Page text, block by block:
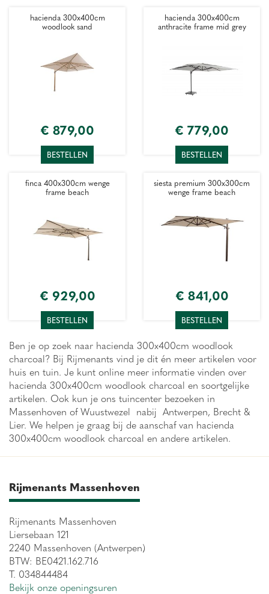
hacienda 300x400cm
woodlook sand
€ 879,00
BESTELLEN
hacienda 300x400cm
anthracite frame mid grey
€ 779,00
BESTELLEN
finca 400x300cm wenge
frame beach
€ 929,00
BESTELLEN
siesta premium 300x300cm
wenge frame beach
€ 841,00
BESTELLEN
Ben je op zoek naar hacienda 300x400cm woodlook
charcoal? Bij Rijmenants vind je dit én meer artikelen voor
huis en tuin. Je kunt online meer informatie vinden over
hacienda 300x400cm woodlook charcoal en soortgelijke
artikelen. Ook kun je ons tuincenter bezoeken in
Massenhoven of Wuustwezel nabij Antwerpen, Brecht &
Lier. We helpen je graag bij de aanschaf van hacienda
300x400cm woodlook charcoal en andere artikelen.
Rijmenants Massenhoven
Rijmenants Massenhoven
Liersebaan 121
2240 Massenhoven (Antwerpen)
BTW: BE0421.162.716
T. 034844484
Bekijk onze openingsuren